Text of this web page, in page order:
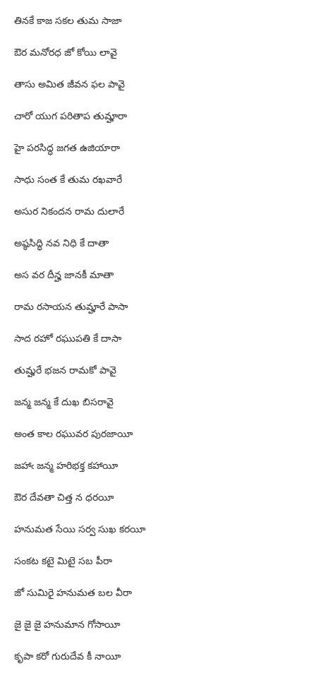
తినకే కాజ సకల తుమ సాజా
ఔర మనోరధ జో కోయి లావై
తాసు అమిత జీవన ఫల పావై
చారో యుగ పరితాప తుమ్హారా
హై పరసిద్ధ జగత ఉజియారా
సాధు సంత కే తుమ రఖవారే
అసుర నికందన రామ దులారే
అష్ఠసిద్ధి నవ నిధి కే దాతా
అస వర దీన్హ జానకీ మాతా
రామ రసాయన తుమ్హారే పాసా
సాద రహో రఘుపతి కే దాసా
తుమ్హరే భజన రామకో పావై
జన్మ జన్మ కే దుఖ బిసరావై
అంత కాల రఘువర పురజాయీ
జహాఁ జన్మ హరిభక్త కహాయీ
ఔర దేవతా చిత్త న ధరయీ
హనుమత సేయి సర్వ సుఖ కరయీ
సంకట కటై మిటై సబ పీరా
జో సుమిరై హనుమత బల వీరా
జై జై జై హనుమాన గోసాయీ
కృపా కరో గురుదేవ కీ నాయీ